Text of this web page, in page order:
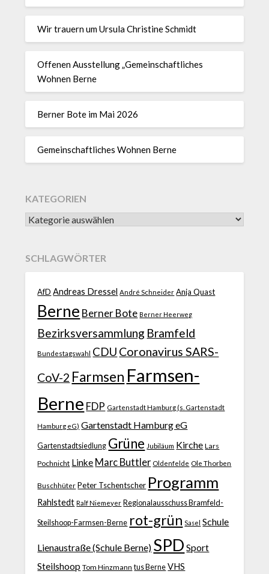
Wir trauern um Ursula Christine Schmidt
Offenen Ausstellung „Gemeinschaftliches
Wohnen Berne
Berner Bote im Mai 2026
Gemeinschaftliches Wohnen Berne
KATEGORIEN
SCHLAGWÖRTER
AfD Andreas Dressel André Schneider Anja Quast
Berne Berner Bote Berner Heerweg
Bezirksversammlung Bramfeld
Bundestagswahl CDU Coronavirus SARS-
CoV-2 Farmsen Farmsen-
Berne FDP Gartenstadt Hamburg (s. Gartenstadt
Hamburg eG) Gartenstadt Hamburg eG
Gartenstadtsiedlung Grüne Jubiläum Kirche Lars
Pochnicht Linke Marc Buttler Oldenfelde Ole Thorben
Buschhüter Peter Tschentscher Programm
Rahlstedt Ralf Niemeyer Regionalausschuss Bramfeld-
Steilshoop-Farmsen-Berne rot-grün Sasel Schule
Lienaustraße (Schule Berne) SPD Sport
Steilshoop Tom Hinzmann tus Berne VHS